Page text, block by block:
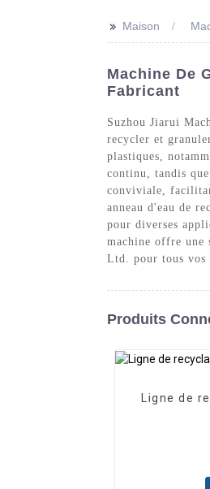
>> Maison
Machine De
Fabricant
Suzhou Jiarui
recycler et
plastiques,
continu, tandis
conviviale,
anneau d'eau de
pour diverses
machine offre une
Ltd. pour tous vos
Produits
Ligne de